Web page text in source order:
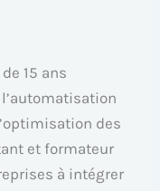
15 ans
des
et formateur
à intégrer